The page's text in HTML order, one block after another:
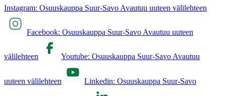
Instagram: Osuuskauppa Suur-Savo Avautuu uuteen välilehteen
Facebook: Osuuskauppa Suur-Savo Avautuu uuteen
välilehteen Youtube: Osuuskauppa Suur-Savo Avautuu
uuteen välilehteen Linkedin: Osuuskauppa Suur-Savo